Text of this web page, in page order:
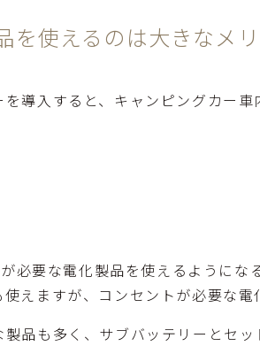
を使えるのは大きなメ
導入すると、キャンピングカー
必要な電化製品を使えるように
えますが、コンセントが必要な電
品も多く、サブバッテリーとセ